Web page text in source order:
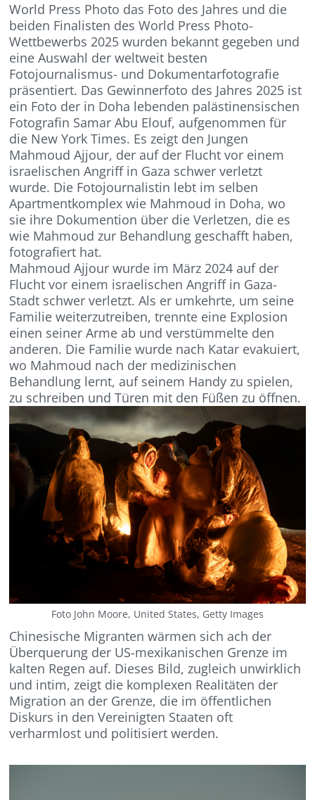
World Press Photo das Foto des Jahres und die
beiden Finalisten des World Press Photo-
Wettbewerbs 2025 wurden bekannt gegeben und
eine Auswahl der weltweit besten
Fotojournalismus- und Dokumentarfotografie
präsentiert. Das Gewinnerfoto des Jahres 2025 ist
ein Foto der in Doha lebenden palästinensischen
Fotografin Samar Abu Elouf, aufgenommen für
die New York Times. Es zeigt den Jungen
Mahmoud Ajjour, der auf der Flucht vor einem
israelischen Angriff in Gaza schwer verletzt
wurde. Die Fotojournalistin lebt im selben
Apartmentkomplex wie Mahmoud in Doha, wo
sie ihre Dokumention über die Verletzen, die es
wie Mahmoud zur Behandlung geschafft haben,
fotografiert hat.
Mahmoud Ajjour wurde im März 2024 auf der
Flucht vor einem israelischen Angriff in Gaza-
Stadt schwer verletzt. Als er umkehrte, um seine
Familie weiterzutreiben, trennte eine Explosion
einen seiner Arme ab und verstümmelte den
anderen. Die Familie wurde nach Katar evakuiert,
wo Mahmoud nach der medizinischen
Behandlung lernt, auf seinem Handy zu spielen,
zu schreiben und Türen mit den Füßen zu öffnen.
Foto John Moore, United States, Getty Images
Chinesische Migranten wärmen sich ach der
Überquerung der US-mexikanischen Grenze im
kalten Regen auf. Dieses Bild, zugleich unwirklich
und intim, zeigt die komplexen Realitäten der
Migration an der Grenze, die im öffentlichen
Diskurs in den Vereinigten Staaten oft
verharmlost und politisiert werden.